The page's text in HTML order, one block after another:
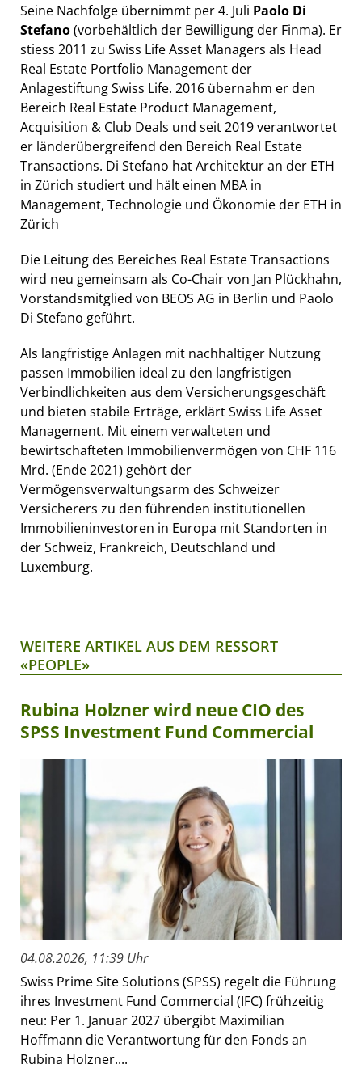
Seine Nachfolge übernimmt per 4. Juli Paolo Di
Stefano(vorbehältlich der Bewilligung der Finma). Er
stiess 2011 zu Swiss Life Asset Managers als Head
Real Estate Portfolio Management der
Anlagestiftung Swiss Life. 2016 übernahm er den
Bereich Real Estate Product Management,
Acquisition & Club Deals und seit 2019 verantwortet
er länderübergreifend den Bereich Real Estate
Transactions. Di Stefano hat Architektur an der ETH
in Zürich studiert und hält einen MBA in
Management, Technologie und Ökonomie der ETH in
Zürich
Die Leitung des Bereiches Real Estate Transactions
wird neu gemeinsam als Co-Chair von Jan Plückhahn,
Vorstandsmitglied von BEOS AG in Berlin und Paolo
Di Stefano geführt.
Als langfristige Anlagen mit nachhaltiger Nutzung
passen Immobilien ideal zu den langfristigen
Verbindlichkeiten aus dem Versicherungsgeschäft
und bieten stabile Erträge, erklärt Swiss Life Asset
Management. Mit einem verwalteten und
bewirtschafteten Immobilienvermögen von CHF 116
Mrd. (Ende 2021) gehört der
Vermögensverwaltungsarm des Schweizer
Versicherers zu den führenden institutionellen
Immobilieninvestoren in Europa mit Standorten in
der Schweiz, Frankreich, Deutschland und
Luxemburg.
WEITERE ARTIKEL AUS DEM RESSORT
«PEOPLE»
Rubina Holzner wird neue CIO des
SPSS Investment Fund Commercial
04.08.2026, 11:39 Uhr
Swiss Prime Site Solutions (SPSS) regelt die Führung
ihres Investment Fund Commercial (IFC) frühzeitig
neu: Per 1. Januar 2027 übergibt Maximilian
Hoffmann die Verantwortung für den Fonds an
Rubina Holzner....